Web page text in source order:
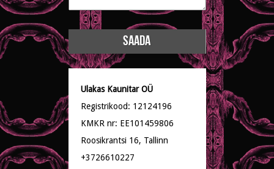
Ulakas Kaunitar OÜ
Registrikood: 12124196
KMKR nr: EE101459806
Roosikrantsi 16, Tallinn
+3726610227